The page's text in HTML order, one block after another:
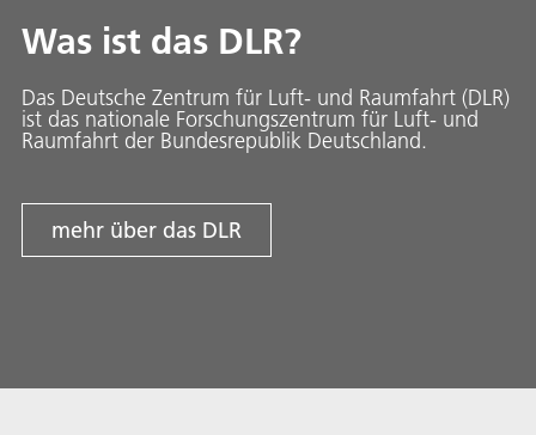
Was ist das DLR?
Das Deutsche Zentrum für Luft- und Raumfahrt (DLR)
ist das nationale Forschungszentrum für Luft- und
Raumfahrt der Bundesrepublik Deutschland.
mehr über das DLR